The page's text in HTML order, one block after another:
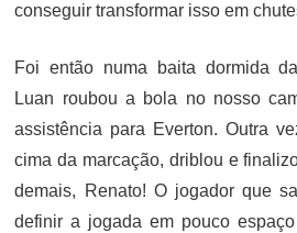
conseguir transformar isso em
Foi então numa baita dormida
Luan roubou a bola no nosso
assistência para Everton. Outra
cima da marcação, driblou e
demais, Renato! O jogador que
definir a jogada em pouco